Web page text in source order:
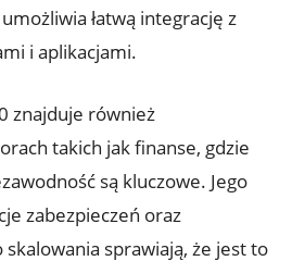
łatwą integrację z
i aplikacjami.
znajduje również
takich jak finanse, gdzie
są kluczowe. Jego
zabezpieczeń oraz
sprawiają, że jest to